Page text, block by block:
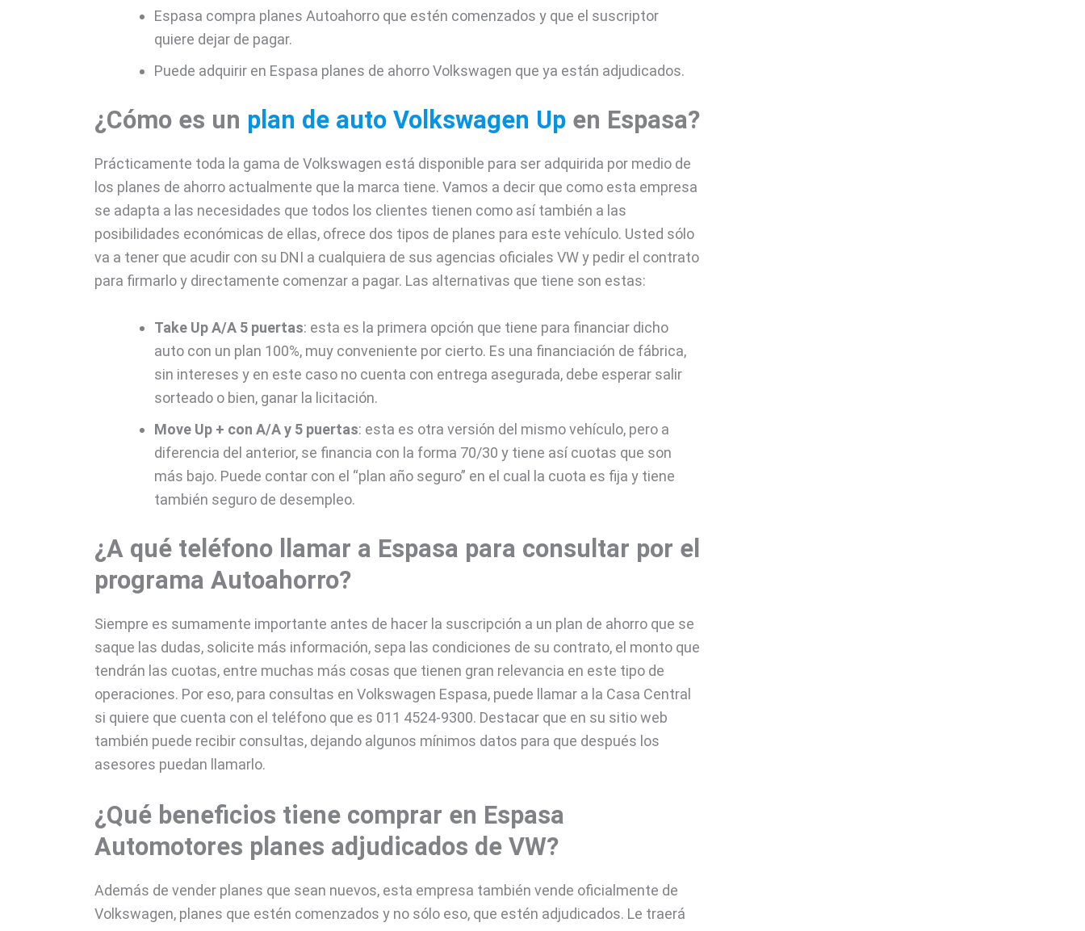
Espasa compra planes Autoahorro que estén comenzados y que el suscriptor
quiere dejar de pagar.
Puede adquirir en Espasa planes de ahorro Volkswagen que ya están adjudicados.
¿Cómo es un plan de auto Volkswagen Up en Espasa?
Prácticamente toda la gama de Volkswagen está disponible para ser adquirida por medio de
los planes de ahorro actualmente que la marca tiene. Vamos a decir que como esta empresa
se adapta a las necesidades que todos los clientes tienen como así también a las
posibilidades económicas de ellas, ofrece dos tipos de planes para este vehículo. Usted sólo
va a tener que acudir con su DNI a cualquiera de sus agencias oficiales VW y pedir el contrato
para firmarlo y directamente comenzar a pagar. Las alternativas que tiene son estas:
Take Up A/A 5 puertas: esta es la primera opción que tiene para financiar dicho
auto con un plan 100%, muy conveniente por cierto. Es una financiación de fábrica,
sin intereses y en este caso no cuenta con entrega asegurada, debe esperar salir
sorteado o bien, ganar la licitación.
Move Up + con A/A y 5 puertas: esta es otra versión del mismo vehículo, pero a
diferencia del anterior, se financia con la forma 70/30 y tiene así cuotas que son
más bajo. Puede contar con el “plan año seguro” en el cual la cuota es fija y tiene
también seguro de desempleo.
¿A qué teléfono llamar a Espasa para consultar por el
programa Autoahorro?
Siempre es sumamente importante antes de hacer la suscripción a un plan de ahorro que se
saque las dudas, solicite más información, sepa las condiciones de su contrato, el monto que
tendrán las cuotas, entre muchas más cosas que tienen gran relevancia en este tipo de
operaciones. Por eso, para consultas en Volkswagen Espasa, puede llamar a la Casa Central
si quiere que cuenta con el teléfono que es 011 4524-9300. Destacar que en su sitio web
también puede recibir consultas, dejando algunos mínimos datos para que después los
asesores puedan llamarlo.
¿Qué beneficios tiene comprar en Espasa
Automotores planes adjudicados de VW?
Además de vender planes que sean nuevos, esta empresa también vende oficialmente de
Volkswagen, planes que estén comenzados y no sólo eso, que estén adjudicados. Le traerá